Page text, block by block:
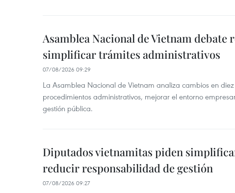
Asamblea Nacional de Vietnam debate
simplificar trámites administrativos
07/08/2026 09:29
La Asamblea Nacional de Vietnam analiza cambios en
procedimientos administrativos, mejorar el entorno
gestión pública.
Diputados vietnamitas piden
reducir responsabilidad de gestión
07/08/2026 09:27